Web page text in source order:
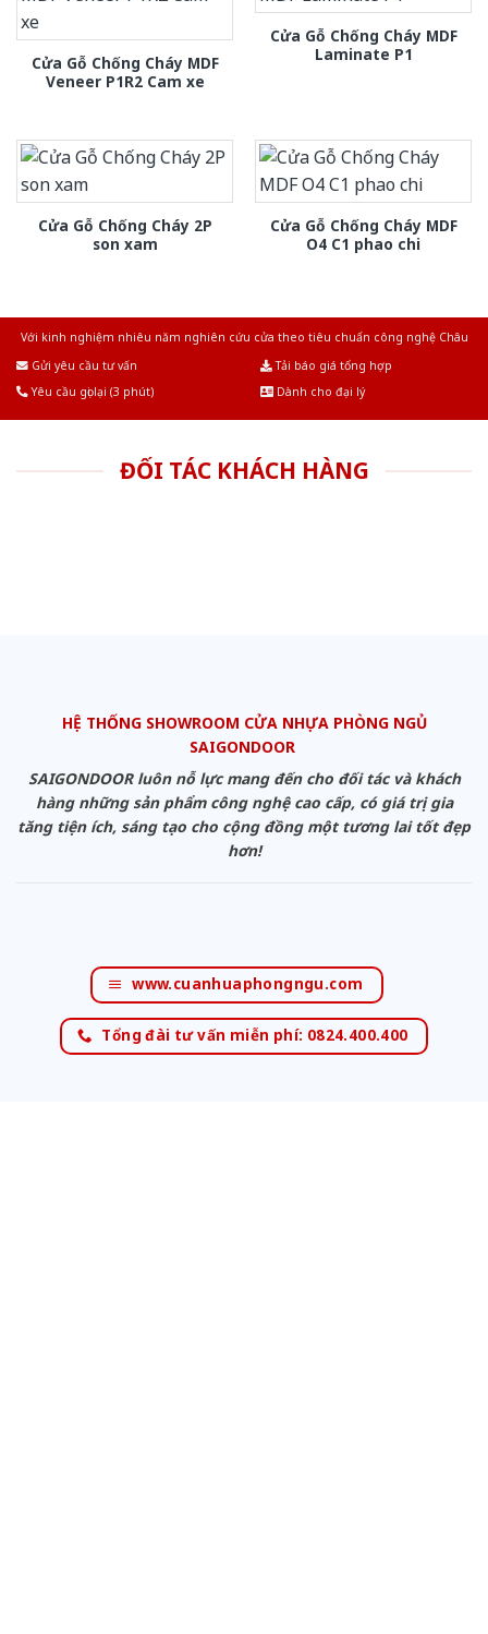
Cửa Gỗ Chống Cháy MDF
Veneer P1R2 Cam xe
Cửa Gỗ Chống Cháy MDF
Laminate P1
Cửa Gỗ Chống Cháy 2P
son xam
Cửa Gỗ Chống Cháy MDF
O4 C1 phao chi
Với kinh nghiệm nhiêu năm nghiên cứu cửa theo tiêu chuẩn công nghệ Châu
Gửi yêu cầu tư vấn
Tải báo giá tổng hợp
Yêu cầu gọi lại (3 phút)
Dành cho đại lý
ĐỐI TÁC KHÁCH HÀNG
HỆ THỐNG SHOWROOM CỬA NHỰA PHÒNG NGỦ
SAIGONDOOR
SAIGONDOOR luôn nỗ lực mang đến cho đối tác và khách
hàng những sản phẩm công nghệ cao cấp, có giá trị gia
tăng tiện ích, sáng tạo cho cộng đồng một tương lai tốt đẹp
hơn!
www.cuanhuaphongngu.com
Tổng đài tư vấn miễn phí: 0824.400.400